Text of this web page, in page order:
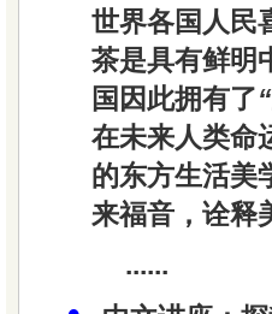
世界各国人民
茶是具有鲜明
国因此拥有了
在未来人类命
的东方生活美
来福音，诠释
......